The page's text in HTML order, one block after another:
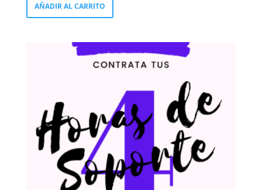
AÑADIR AL CARRITO